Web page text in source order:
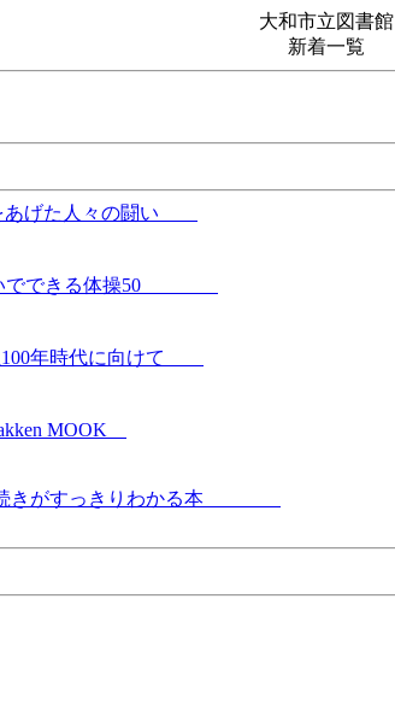
大和市立図書館
新着一覧
あげた人々の闘い
ないでできる体操50
100年時代に向けて
MOOK
手続きがすっきりわかる本